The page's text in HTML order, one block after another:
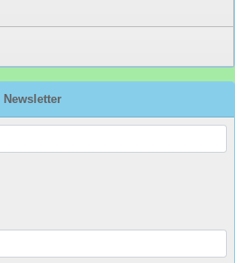
Newsletter